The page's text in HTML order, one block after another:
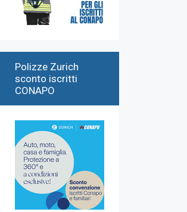
Polizze Zurich
sconto iscritti
CONAPO